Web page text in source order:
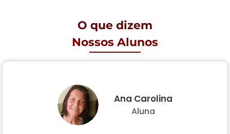
O que dizem
Nossos Alunos
Ana Carolina
Aluna